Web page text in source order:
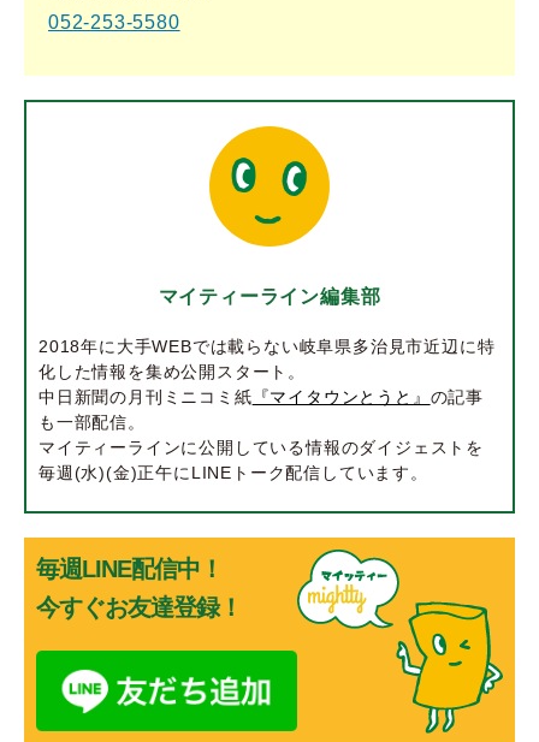
052-253-5580
マイティーライン編集部
2018年に大手WEBでは載らない岐阜県多治見市近辺に特
化した情報を集め公開スタート。
中日新聞の月刊ミニコミ紙 『マイタウンとうと』 の記事
も一部配信。
マイティーラインに公開している情報のダイジェストを
毎週(水)(金)正午にLINEトーク配信しています。
毎週LINE配信中！
今すぐお友達登録！